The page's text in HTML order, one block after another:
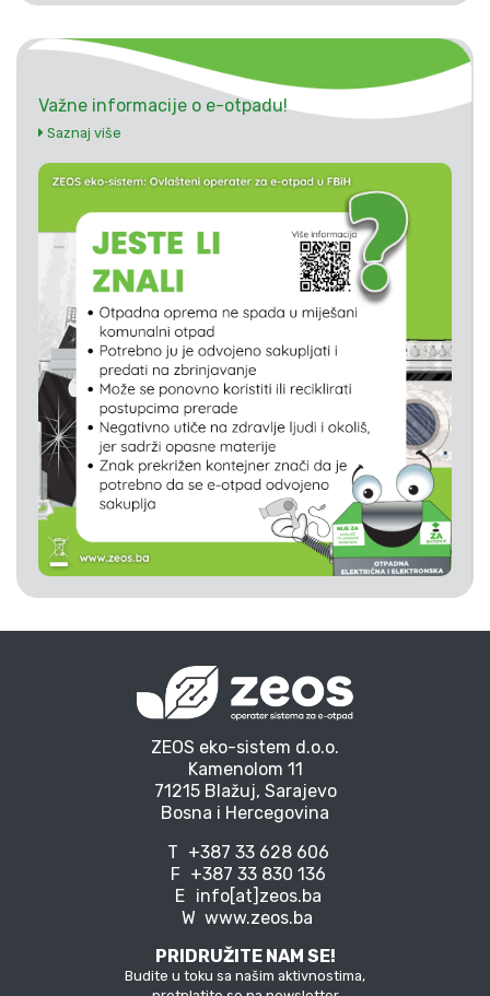
Važne informacije o e-otpadu!
Saznaj više
ZEOS eko-sistem d.o.o.
Kamenolom 11
71215 Blažuj, Sarajevo
Bosna i Hercegovina
T +387 33 628 606
F +387 33 830 136
E info[at]zeos.ba
W www.zeos.ba
PRIDRUŽITE NAM SE!
Budite u toku sa našim aktivnostima,